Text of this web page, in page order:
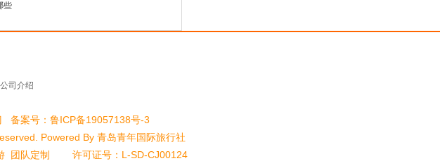
些
公司介绍
备案号： 鲁ICP备19057138号-3
Powered By 青岛青年国际旅行社
游 团队定制 许可证号：L-SD-CJ00124